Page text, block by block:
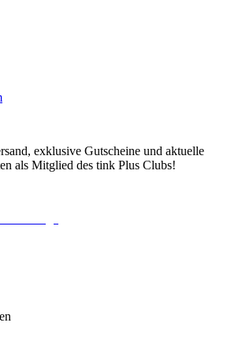
exklusive Gutscheine und aktuelle
als Mitglied des tink Plus Clubs!